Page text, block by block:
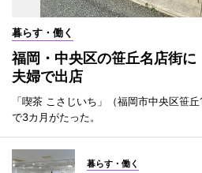
暮らす・働く
福岡・中央区の笹丘名店街
夫婦で出店
「喫茶 こさじいち」（福岡市中央区笹
で3カ月がたった。
暮らす・働く